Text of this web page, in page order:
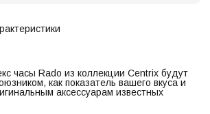
часы Rado из коллекции Centrix будут
как показатель вашего вкуса и
аксессуарам известных